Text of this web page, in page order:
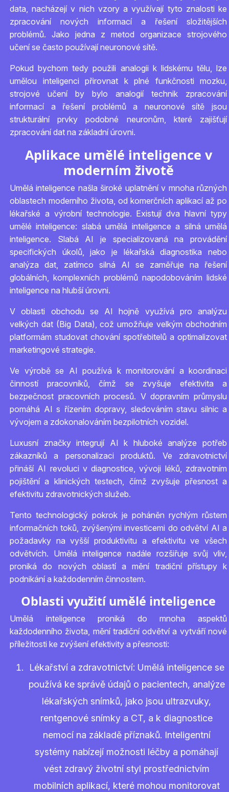
data, nacházejí v nich vzory a využívají tyto znalosti ke
zpracování nových informací a řešení složitějších
problémů. Jako jedna z metod organizace strojového
učení se často používají neuronové sítě.
Pokud bychom tedy použili analogii k lidskému tělu, lze
umělou inteligenci přirovnat k plné funkčnosti mozku,
strojové učení by bylo analogií technik zpracování
informací a řešení problémů a neuronové sítě jsou
strukturální prvky podobné neuronům, které zajišťují
zpracování dat na základní úrovni.
Aplikace umělé inteligence v
moderním životě
Umělá inteligence našla široké uplatnění v mnoha různých
oblastech moderního života, od komerčních aplikací až po
lékařské a výrobní technologie. Existují dva hlavní typy
umělé inteligence: slabá umělá inteligence a silná umělá
inteligence. Slabá AI je specializovaná na provádění
specifických úkolů, jako je lékařská diagnostika nebo
analýza dat, zatímco silná AI se zaměřuje na řešení
globálních, komplexních problémů napodobováním lidské
inteligence na hlubší úrovni.
V oblasti obchodu se AI hojně využívá pro analýzu
velkých dat (Big Data), což umožňuje velkým obchodním
platformám studovat chování spotřebitelů a optimalizovat
marketingové strategie.
Ve výrobě se AI používá k monitorování a koordinaci
činností pracovníků, čímž se zvyšuje efektivita a
bezpečnost pracovních procesů. V dopravním průmyslu
pomáhá AI s řízením dopravy, sledováním stavu silnic a
vývojem a zdokonalováním bezpilotních vozidel.
Luxusní značky integrují AI k hluboké analýze potřeb
zákazníků a personalizaci produktů. Ve zdravotnictví
přináší AI revoluci v diagnostice, vývoji léků, zdravotním
pojištění a klinických testech, čímž zvyšuje přesnost a
efektivitu zdravotnických služeb.
Tento technologický pokrok je poháněn rychlým růstem
informačních toků, zvýšenými investicemi do odvětví AI a
požadavky na vyšší produktivitu a efektivitu ve všech
odvětvích. Umělá inteligence nadále rozšiřuje svůj vliv,
proniká do nových oblastí a mění tradiční přístupy k
podnikání a každodenním činnostem.
Oblasti využití umělé inteligence
Umělá inteligence proniká do mnoha aspektů
každodenního života, mění tradiční odvětví a vytváří nové
příležitosti ke zvýšení efektivity a přesnosti:
Lékařství a zdravotnictví: Umělá inteligence se
používá ke správě údajů o pacientech, analýze
lékařských snímků, jako jsou ultrazvuky,
rentgenové snímky a CT, a k diagnostice
nemocí na základě příznaků. Inteligentní
systémy nabízejí možnosti léčby a pomáhají
vést zdravý životní styl prostřednictvím
mobilních aplikací, které mohou monitorovat